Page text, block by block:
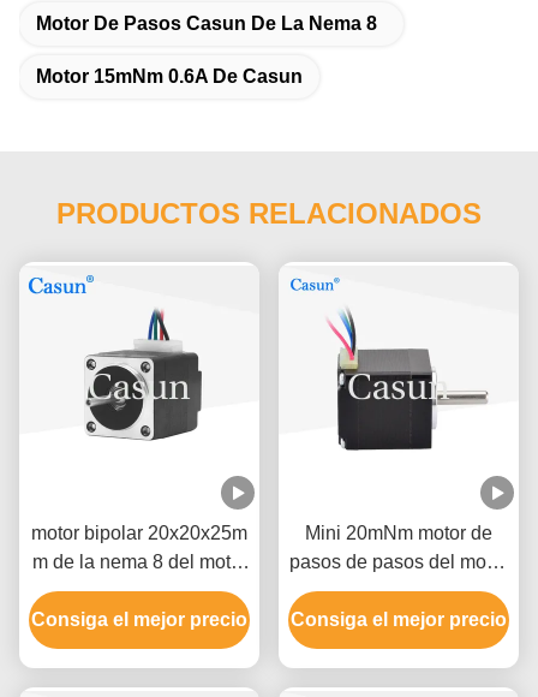
Motor De Pasos Casun De La Nema 8
Motor 15mNm 0.6A De Casun
PRODUCTOS RELACIONADOS
motor bipolar 20x20x25m
m de la nema 8 del motor
de pasos 5V 0.24A del
alambre 10mNm 4
Consiga el mejor precio
Mini 20mNm motor de
pasos de pasos del motor
0.6A Casun de la nema 8
para el equipo de la
belleza
Consiga el mejor precio